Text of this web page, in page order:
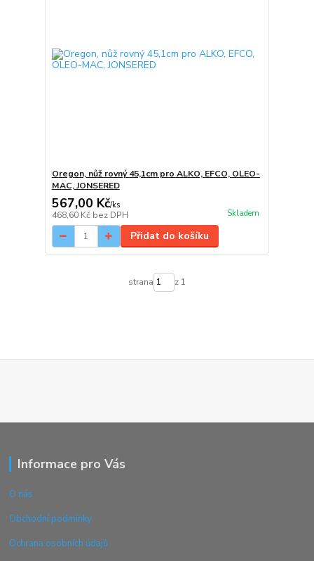
Oregon, nůž rovný 45,1cm pro ALKO, EFCO, OLEO-
MAC, JONSERED
567,00 Kč/ks
468,60 Kč bez DPH Skladem
Přidat do košíku
strana z 1
Informace pro Vás
O nás
Obchodní podmínky
Ochrana osobních údajů